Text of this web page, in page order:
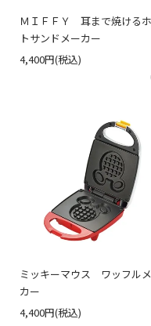
ＭＩＦＦＹ 耳まで焼ける
トサンドメーカー
4,400円(税込)
ミッキーマウス ワッフル
カー
4,400円(税込)